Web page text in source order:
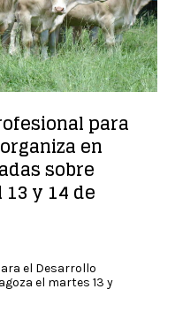
para
en
sobre
y 14 de
el Desarrollo
el martes 13 y